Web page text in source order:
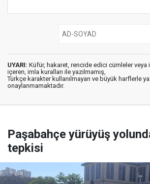
UYARI: Küfür, hakaret, rencide edici cümleler veya
içeren, imla kuralları ile yazılmamış,
Türkçe karakter kullanılmayan ve büyük harflerle
onaylanmamaktadır.
Paşabahçe yürüyüş
tepkisi